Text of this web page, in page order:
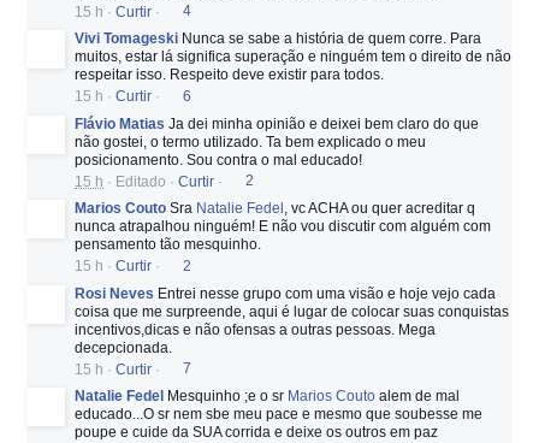
15 h · Curtir ·
4
Vivi Tomageski Nunca se sabe a história de quem corre. Para
muitos, estar lá significa superação e ninguém tem o direito de não
respeitar isso. Respeito deve existir para todos.
15 h · Curtir ·
6
Flávio Matias Ja dei minha opinião e deixei bem claro do que
não gostei, o termo utilizado. Ta bem explicado o meu
posicionamento. Sou contra o mal educado!
15 h · Editado · Curtir ·
2
Marios Couto Sra Natalie Fedel , vc ACHA ou quer acreditar q
nunca atrapalhou ninguém! E não vou discutir com alguém com
pensamento tão mesquinho.
15 h · Curtir ·
2
Rosi Neves Entrei nesse grupo com uma visão e hoje vejo cada
coisa que me surpreende, aqui é lugar de colocar suas conquistas
incentivos,dicas e não ofensas a outras pessoas. Mega
decepcionada.
15 h · Curtir ·
7
Natalie Fedel Mesquinho ;e o sr Marios Couto alem de mal
educado...O sr nem sbe meu pace e mesmo que soubesse me
poupe e cuide da SUA corrida e deixe os outros em paz